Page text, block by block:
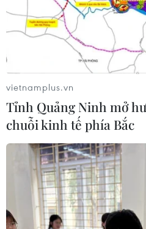
vietnamplus.vn
Tỉnh Quảng Ninh mở
chuỗi kinh tế phía Bắc